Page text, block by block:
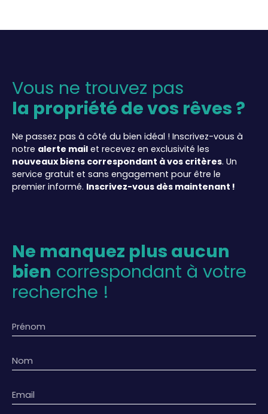
Vous ne trouvez pas
la propriété de vos rêves ?
Ne passez pas à côté du bien idéal ! Inscrivez-vous à
notre alerte mail et recevez en exclusivité les
nouveaux biens correspondant à vos critères. Un
service gratuit et sans engagement pour être le
premier informé. Inscrivez-vous dès maintenant !
Ne manquez plus aucun
bien correspondant à votre
recherche !
Prénom
Nom
Email